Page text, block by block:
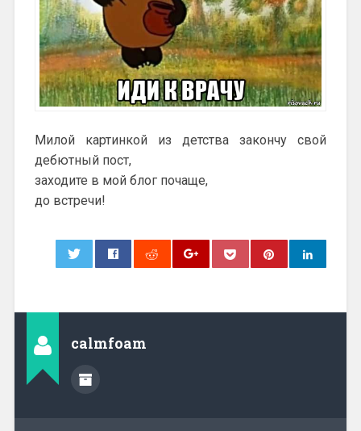
Милой картинкой из детства закончу свой
дебютный пост,
заходите в мой блог почаще,
до встречи!
calmfoam